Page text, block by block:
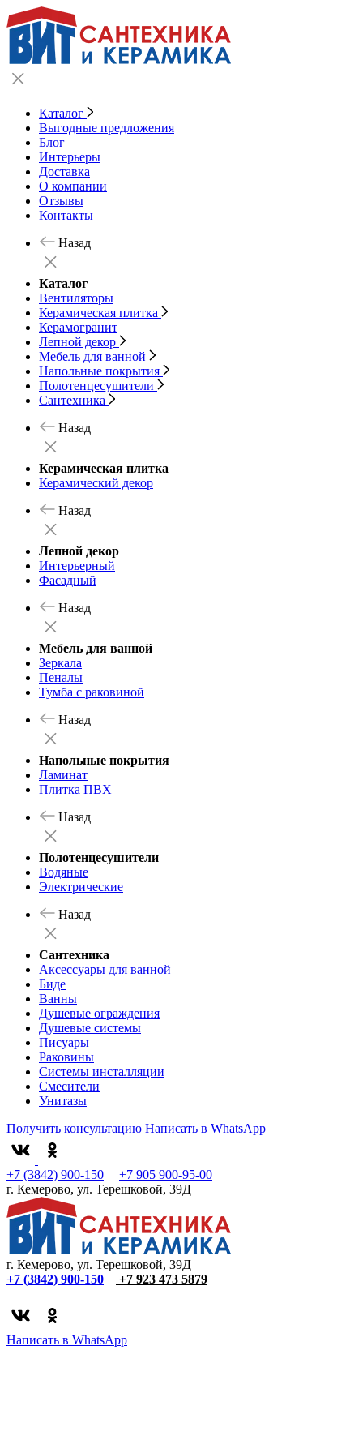
Каталог
Выгодные предложения
Блог
Интерьеры
Доставка
О компании
Отзывы
Контакты
Назад
Каталог
Вентиляторы
Керамическая плитка
Керамогранит
Лепной декор
Мебель для ванной
Напольные покрытия
Полотенцесушители
Сантехника
Назад
Керамическая плитка
Керамический декор
Назад
Лепной декор
Интерьерный
Фасадный
Назад
Мебель для ванной
Зеркала
Пеналы
Тумба с раковиной
Назад
Напольные покрытия
Ламинат
Плитка ПВХ
Назад
Полотенцесушители
Водяные
Электрические
Назад
Сантехника
Аксессуары для ванной
Биде
Ванны
Душевые ограждения
Душевые системы
Писуары
Раковины
Системы инсталляции
Смесители
Унитазы
Получить консультацию Написать в WhatsApp
+7 (3842) 900-150
+7 905 900-95-00
г. Кемерово, ул. Терешковой, 39Д
г. Кемерово, ул. Терешковой, 39Д
+7 (3842) 900-150
+7 923 473 5879
Написать в WhatsApp